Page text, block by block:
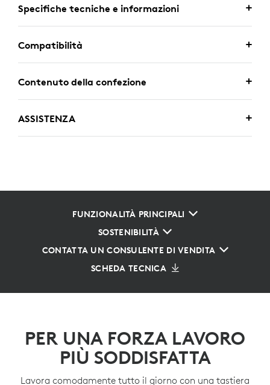
Specifiche tecniche e informazioni
Compatibilità
Contenuto della confezione
ASSISTENZA
FUNZIONALITÀ PRINCIPALI
SOSTENIBILITÀ
CONTATTA UN CONSULENTE DI VENDITA
SCHEDA TECNICA
PER UNA FORZA LAVORO
PIÙ SODDISFATTA
Lavora comodamente tutto il giorno con una tastiera